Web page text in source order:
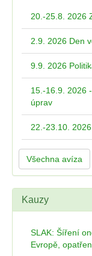
20.-25.8. 2026
2.9. 2026 Den
9.9. 2026
15.-16.9. 2026
úprav
22.-23.10.
Všechna avíza
Kauzy
SLAK: Šíření
Evropě,